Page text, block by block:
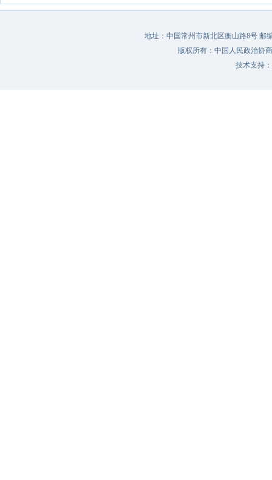
地址：中国常州市新北区衡山路8号 邮
版权所有：中国人民政治协
技术支持：